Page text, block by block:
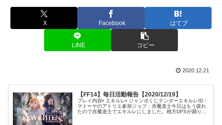
X Facebook はてブ
LINE コピー
2020.12.21
【FF14】毎日活動報告【2020/12/19】
プレイ内容• エキルレ• ジャンボくじテンダーエキルレID：
マトーヤのアトリエ参加ジョブ：赤魔道士今日はもう疲れ
たので赤魔道士でエキルレにしました。相方DPSが踊り子